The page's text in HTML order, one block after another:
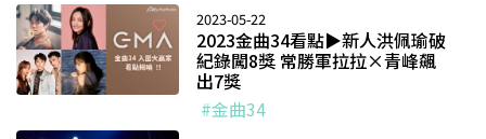
2023-05-22
2023金曲34看點▶新人洪佩瑜破
紀錄闖8獎 常勝軍拉拉×青峰飆
出7獎
#金曲34